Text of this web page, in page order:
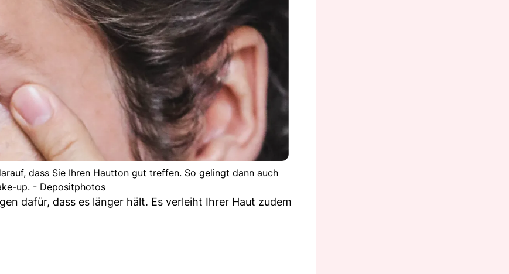
dass Sie Ihren Hautton gut treffen. So gelingt dann auch
up. - Depositphotos
dafür, dass es länger hält. Es verleiht Ihrer Haut zudem